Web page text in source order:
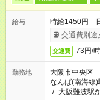
給与
時給1450円
交通費別途
交通費 73円/
勤務地
大阪市中央区
なんば(南海線
/ 大阪難波駅